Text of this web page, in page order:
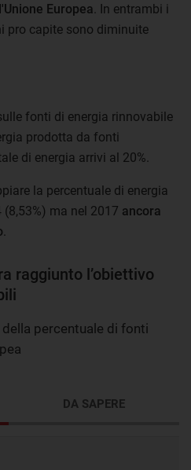
Europea . In entrambi i
pro capite sono diminuite
fonti di energia rinnovabile
prodotta da fonti
di energia arrivi al 20%.
la percentuale di energia
ma nel 2017 ancora
raggiunto l’obiettivo
percentuale di fonti
DA SAPERE